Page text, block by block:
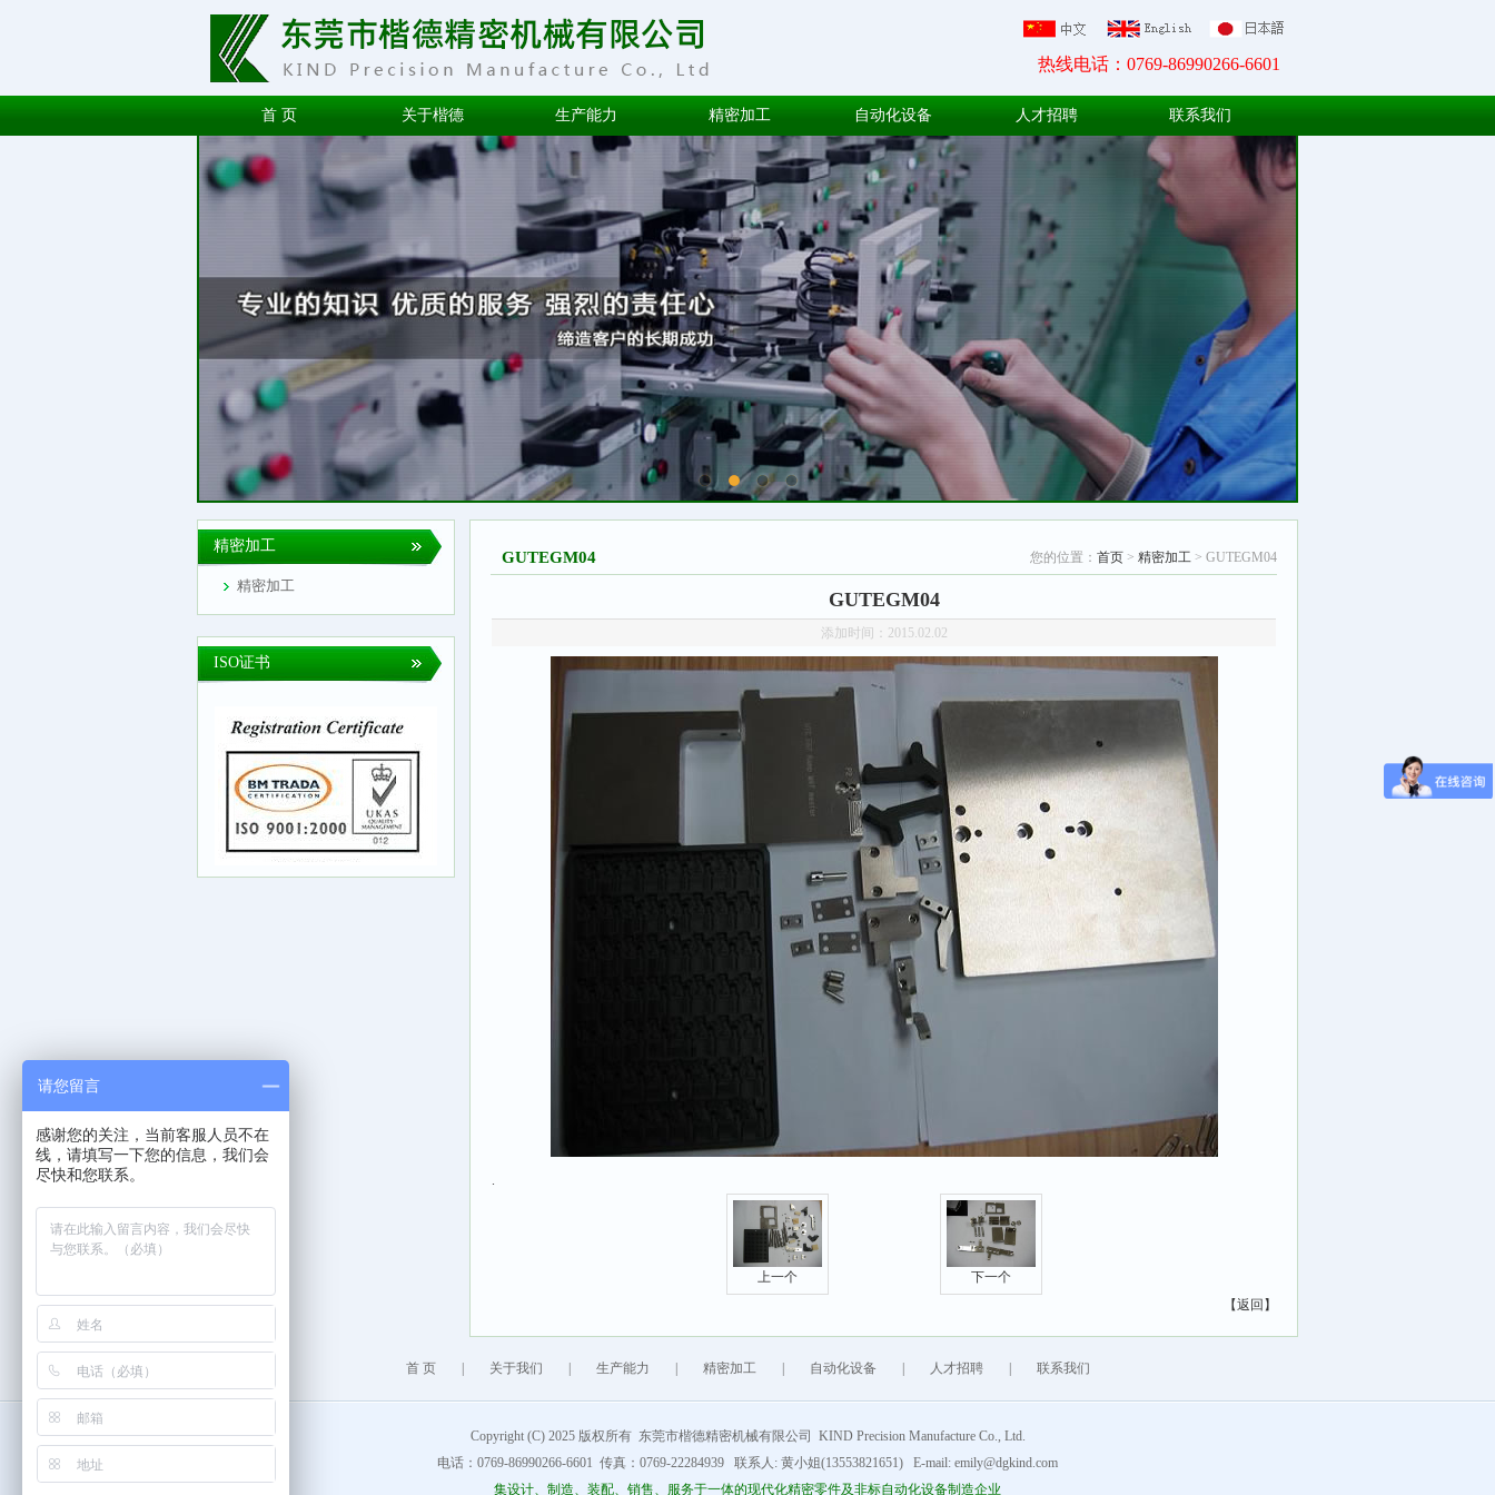
热线电话：0769-86990266-6601
首 页 关于楷德 生产能力 精密加工 自动化设备 人才招聘 联系我们
精密加工
精密加工
ISO证书
GUTEGM04 您的位置： 首页 > 精密加工 > GUTEGM04
GUTEGM04
添加时间：2015.02.02
.
上一个
下一个
【返回】
首 页 关于我们 生产能力 精密加工 自动化设备 人才招聘 联系我们
Copyright (C) 2025 版权所有 东莞市楷德精密机械有限公司 KIND Precision Manufacture Co., Ltd.
电话：0769-86990266-6601 传真：0769-22284939 联系人: 黄小姐(13553821651) E-mail: emily@dgkind.com
集设计、制造、装配、销售、服务于一体的现代化精密零件及非标自动化设备制造企业
请您留言
感谢您的关注，当前客服人员不在
线，请填写一下您的信息，我们会
尽快和您联系。